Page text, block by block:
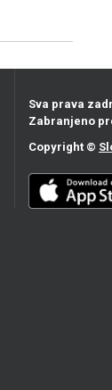
Sva prava
Zabranjeno
Copyright ©